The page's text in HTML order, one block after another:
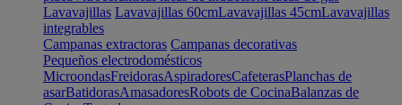
Lavavajillas Lavavajillas 60cmLavavajillas 45cmLavavajillas
integrables
Campanas extractoras Campanas decorativas
Pequeños electrodomésticos
MicroondasFreidorasAspiradoresCafeterasPlanchas de
asarBatidorasAmasadoresRobots de CocinaBalanzas de